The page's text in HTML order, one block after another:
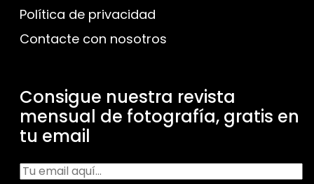
Política de privacidad
Contacte con nosotros
Consigue nuestra revista
mensual de fotografía, gratis en
tu email